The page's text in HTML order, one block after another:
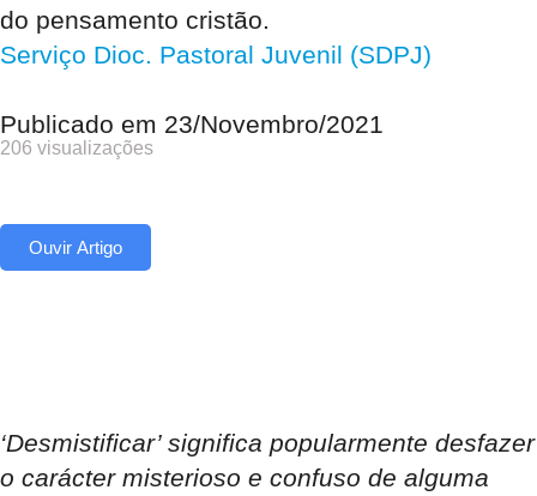
do pensamento cristão.
Serviço Dioc. Pastoral Juvenil (SDPJ)
Publicado em 23/Novembro/2021
206 visualizações
Ouvir Artigo
‘Desmistificar’ significa popularmente desfazer
o carácter misterioso e confuso de alguma